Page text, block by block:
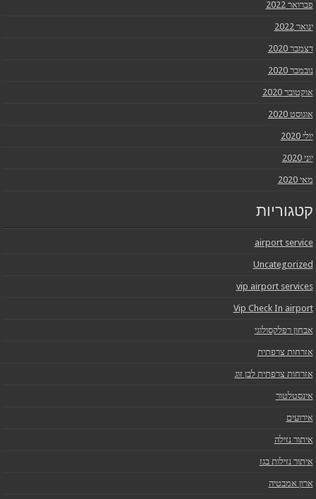
פברואר 2022
ינואר 2022
דצמבר 2020
נובמבר 2020
אוקטובר 2020
אוגוסט 2020
יולי 2020
יוני 2020
מאי 2020
קטגוריות
airport service
Uncategorized
vip airport services
Vip Check In airport
אבחון רפלקסולוגי
אזרחות צרפתית
אזרחות צרפתית לבן זוג
אינסטלטור
אירועים
איתור נזילה
איתור נזילות בגז
ארון אמבטיה